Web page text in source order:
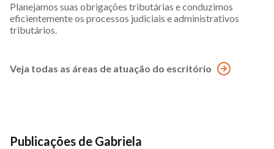
Planejamos suas obrigações tributárias e conduzimos
eficientemente os processos judiciais e administrativos
tributários.
Veja todas as áreas de atuação do escritório
Publicações de Gabriela